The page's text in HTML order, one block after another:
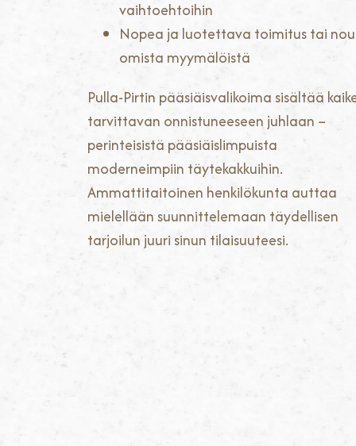
vaihtoehtoihin
Nopea ja luotettava toimitus tai
omista myymälöistä
Pulla-Pirtin pääsiäisvalikoima sisältää
tarvittavan onnistuneeseen juhlaan –
perinteisistä pääsiäislimpuista
moderneimpiin täytekakkuihin.
Ammattitaitoinen henkilökunta auttaa
mielellään suunnittelemaan täydellisen
tarjoilun juuri sinun tilaisuuteesi.